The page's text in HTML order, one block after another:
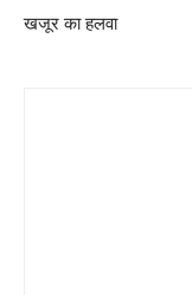
खजूर का हलवा